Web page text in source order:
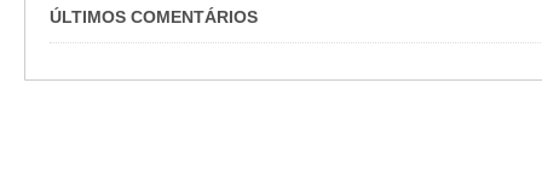
ÚLTIMOS COMENTÁRIOS